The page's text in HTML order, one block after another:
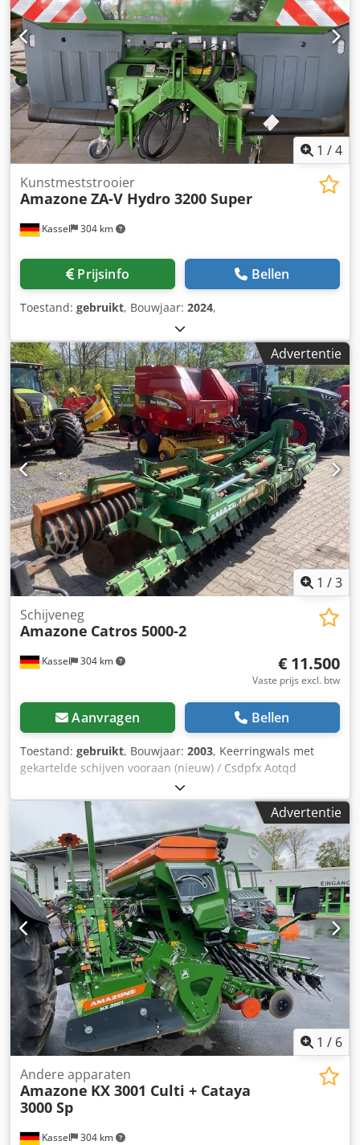
1 /4
Kassel 304 km
Kunstmeststrooier
Amazone ZA-V Hydro 3200 Super
Prijsinfo Bellen
Toestand: gebruikt, Bouwjaar: 2024,
Advertentie
1 /3
Kassel 304 km
Schijveneg
Amazone Catros 5000-2
€ 11.500
Vaste prijs excl. btw
Aanvragen Bellen
Toestand: gebruikt, Bouwjaar: 2003, Keerringwals met
gekartelde schijven vooraan (nieuw) / Csdpfx Aotqd
Advertentie
1 / 6
Kassel 304 km
Andere apparaten
Amazone KX 3001 Culti + Cataya
3000 Sp